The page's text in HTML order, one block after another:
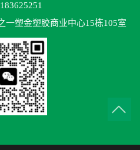
一塑金塑胶商业中心15栋105室